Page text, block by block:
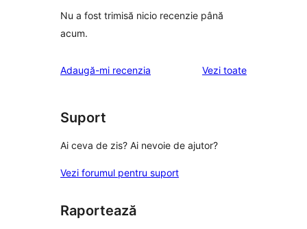
Nu a fost trimisă nicio recenzie până
acum.
Adaugă-mi recenzia Vezi toaterecenziile
Suport
Ai ceva de zis? Ai nevoie de ajutor?
Vezi forumul pentru suport
Raportează